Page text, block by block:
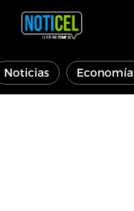
Noticias Economía